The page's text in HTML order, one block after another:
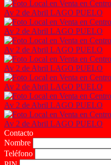
Contacto
Nombre
Teléfono